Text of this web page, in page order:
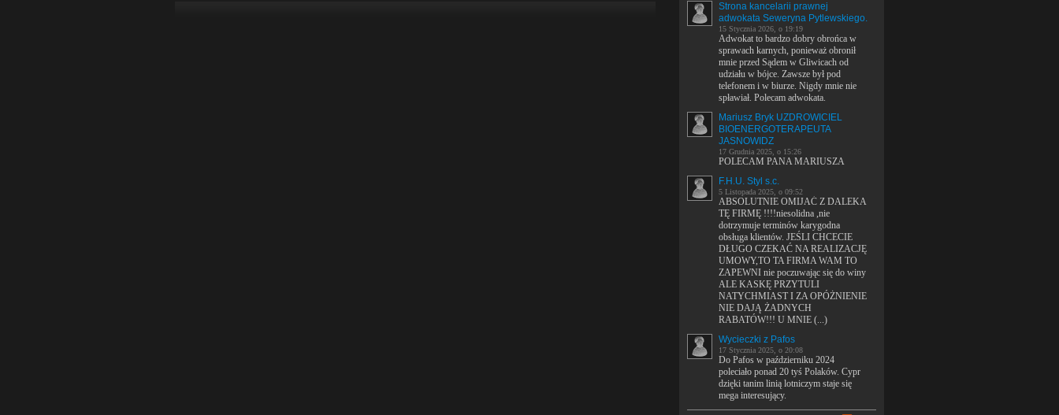
Strona kancelarii prawnej
adwokata Seweryna Pytlewskiego.
15 Stycznia 2026, o 19:19
Adwokat to bardzo dobry obrońca w
sprawach karnych, ponieważ obronił
mnie przed Sądem w Gliwicach od
udziału w bójce. Zawsze był pod
telefonem i w biurze. Nigdy mnie nie
spławiał. Polecam adwokata.
Mariusz Bryk UZDROWICIEL
BIOENERGOTERAPEUTA
JASNOWIDZ
17 Grudnia 2025, o 15:26
POLECAM PANA MARIUSZA
F.H.U. Styl s.c.
5 Listopada 2025, o 09:52
ABSOLUTNIE OMIJAĆ Z DALEKA
TĘ FIRMĘ !!!!niesolidna ,nie
dotrzymuje terminów karygodna
obsługa klientów. JEŚLI CHCECIE
DŁUGO CZEKAĆ NA REALIZACJĘ
UMOWY,TO TA FIRMA WAM TO
ZAPEWNI nie poczuwając się do winy
ALE KASKĘ PRZYTULI
NATYCHMIAST I ZA OPÓŻNIENIE
NIE DAJĄ ŻADNYCH
RABATÓW!!! U MNIE (...)
Wycieczki z Pafos
17 Stycznia 2025, o 20:08
Do Pafos w październiku 2024
poleciało ponad 20 tyś Polaków. Cypr
dzięki tanim linią lotniczym staje się
mega interesujący.